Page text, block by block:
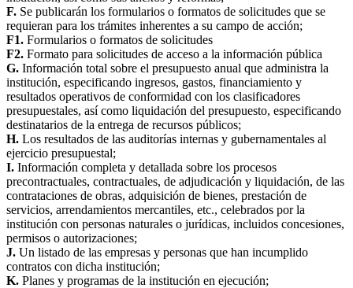
F. Se publicarán los formularios o formatos de solicitudes que se
requieran para los trámites inherentes a su campo de acción;
F1. Formularios o formatos de solicitudes
F2. Formato para solicitudes de acceso a la información pública
G. Información total sobre el presupuesto anual que administra la
institución, especificando ingresos, gastos, financiamiento y
resultados operativos de conformidad con los clasificadores
presupuestales, así como liquidación del presupuesto, especificando
destinatarios de la entrega de recursos públicos;
H. Los resultados de las auditorías internas y gubernamentales al
ejercicio presupuestal;
I. Información completa y detallada sobre los procesos
precontractuales, contractuales, de adjudicación y liquidación, de las
contrataciones de obras, adquisición de bienes, prestación de
servicios, arrendamientos mercantiles, etc., celebrados por la
institución con personas naturales o jurídicas, incluidos concesiones,
permisos o autorizaciones;
J. Un listado de las empresas y personas que han incumplido
contratos con dicha institución;
K. Planes y programas de la institución en ejecución;